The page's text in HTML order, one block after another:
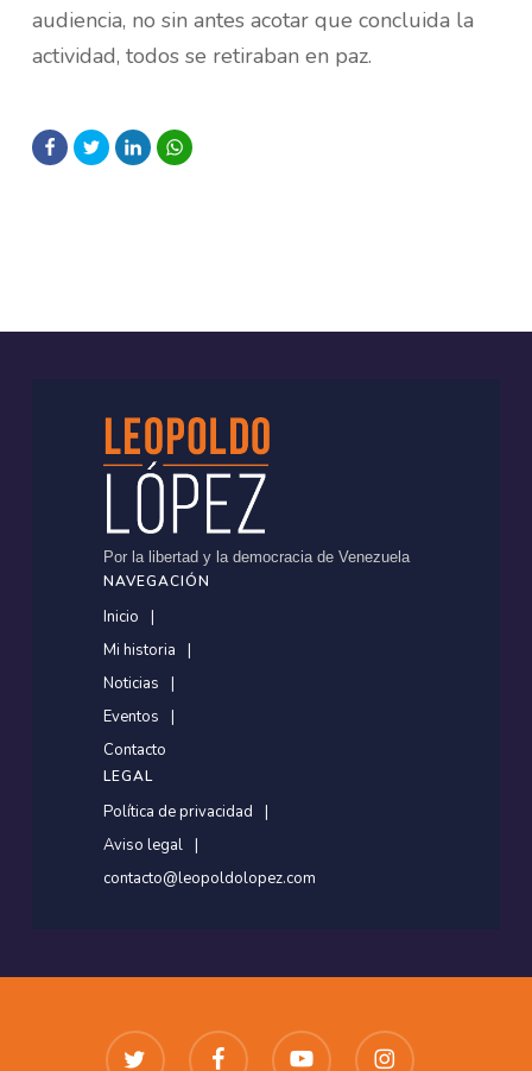
audiencia, no sin antes acotar que concluida la
actividad, todos se retiraban en paz.
Por la libertad y la democracia de Venezuela
NAVEGACIÓN
Inicio
Mi historia
Noticias
Eventos
Contacto
LEGAL
Política de privacidad
Aviso legal
contacto@leopoldolopez.com
twitter facebook youtube instagram